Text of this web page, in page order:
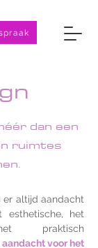
dan een
ruimtes
er altijd aandacht
esthetische, het
praktisch
aandacht voor het